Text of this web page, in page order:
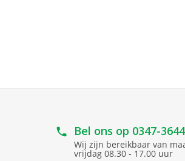
Bel ons op 0347-
Wij zijn bereikbaar van
vrijdag 08.30 - 17.00 uur